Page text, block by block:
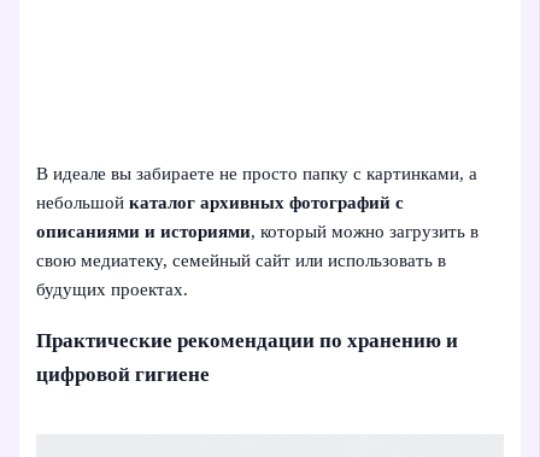
В идеале вы забираете не просто папку с картинками, а
небольшойкаталог архивных фотографий с
описаниями и историями, который можно загрузить в
свою медиатеку, семейный сайт или использовать в
будущих проектах.
Практические рекомендации по хранению и
цифровой гигиене